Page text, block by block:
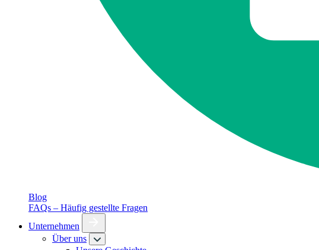
Blog
FAQs – Häufig gestellte Fragen
Unternehmen
Über uns